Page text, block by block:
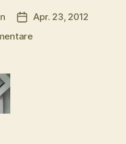
Apr. 23, 2012
zu